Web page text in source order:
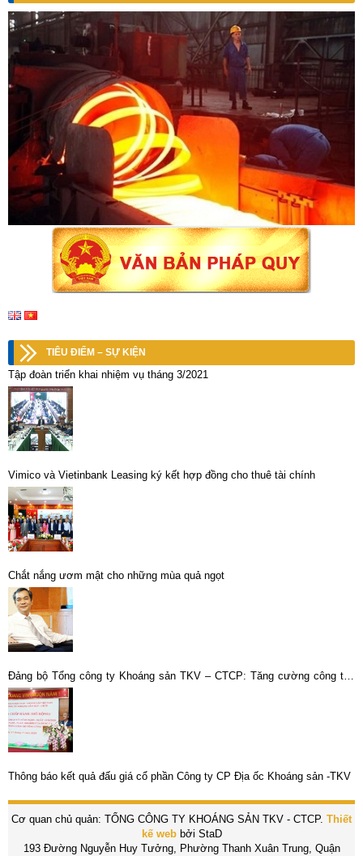
TIÊU ĐIỂM – SỰ KIỆN
Tập đoàn triển khai nhiệm vụ tháng 3/2021
Vimico và Vietinbank Leasing ký kết hợp đồng cho thuê tài chính
Chắt nắng ươm mật cho những mùa quả ngọt
Đảng bộ Tổng công ty Khoáng sản TKV – CTCP: Tăng cường công tác
phòng, chống tham nhũng; thực hành tiết kiệm, chống lãng phí
Thông báo kết quả đấu giá cổ phần Công ty CP Địa ốc Khoáng sản -TKV
Cơ quan chủ quản: TỔNG CÔNG TY KHOÁNG SẢN TKV - CTCP. Thiết
kế webbởi StaD
193 Đường Nguyễn Huy Tưởng, Phường Thanh Xuân Trung, Quận